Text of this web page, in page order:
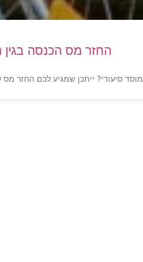
החזר מס הכנסה
סיעודי? ייתכן שמגיע לכם החזר